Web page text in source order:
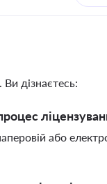
Ви дізнаєтесь:
або